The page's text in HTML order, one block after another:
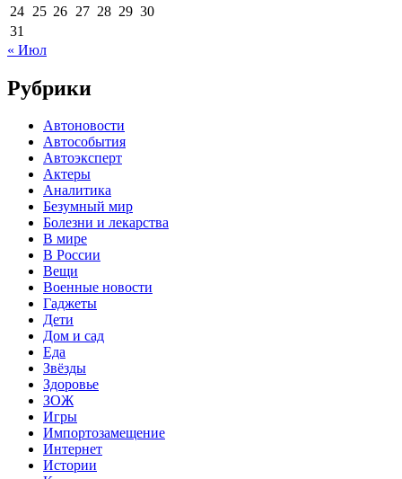
24 25 26 27 28 29 30
31
« Июл
Рубрики
Автоновости
Автособытия
Автоэксперт
Актеры
Аналитика
Безумный мир
Болезни и лекарства
В мире
В России
Вещи
Военные новости
Гаджеты
Дети
Дом и сад
Еда
Звёзды
Здоровье
ЗОЖ
Игры
Импортозамещение
Интернет
Истории